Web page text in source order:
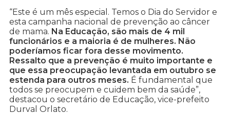
“Este é um mês especial. Temos o Dia do Servidor e
esta campanha nacional de prevenção ao câncer
de mama. Na Educação, são mais de 4 mil
funcionários e a maioria é de mulheres. Não
poderíamos ficar fora desse movimento.
Ressalto que a prevenção é muito importante e
que essa preocupação levantada em outubro se
estenda para outros meses. É fundamental que
todos se preocupem e cuidem bem da saúde”,
destacou o secretário de Educação, vice-prefeito
Durval Orlato.